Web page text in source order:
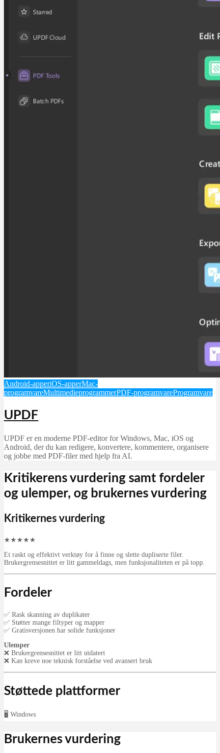
Android-apperiOS-apperMac-
programvareMultimedieprogrammerPDF-programvareProgramvare
UPDF
UPDF er en moderne PDF-editor for Windows, Mac, iOS og
Android, der du kan redigere, konvertere, kommentere, organisere
og jobbe med PDF-filer med hjelp fra AI.
Kritikerens vurdering samt fordeler
og ulemper, og brukernes vurdering
Kritikernes vurdering
★ ★ ★ ★ ★
Et raskt og effektivt verktøy for å finne og slette dupliserte filer.
Brukergrensesnittet er litt gammeldags, men funksjonaliteten er på topp.
Fordeler
✅ Rask skanning av duplikater
✅ Støtter mange filtyper og mapper
✅ Gratisversjonen har solide funksjoner
Ulemper
❌ Brukergrensesnittet er litt utdatert
❌ Kan kreve noe teknisk forståelse ved avansert bruk
Støttede plattformer
🖥️ Windows
Brukernes vurdering